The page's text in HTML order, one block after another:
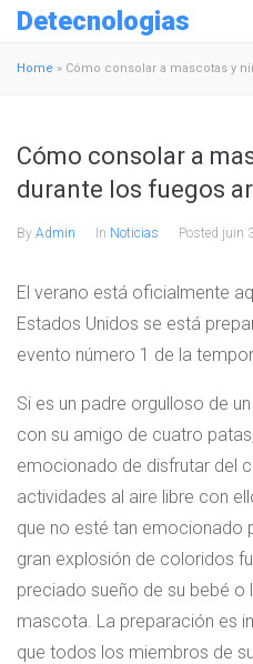
Detecnologias
Home » Cómo consolar a mascotas y
Cómo consolar a
durante los fuegos
By Admin In Noticias Posted juin
El verano está oficialmente
Estados Unidos se está
evento número 1 de la
Si es un padre orgulloso de
con su amigo de cuatro
emocionado de disfrutar del
actividades al aire libre con
que no esté tan emocionado
gran explosión de coloridos
preciado sueño de su bebé o
mascota. La preparación es
que todos los miembros de